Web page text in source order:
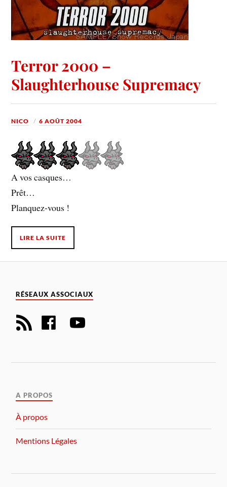
Terror 2000 –
Slaughterhouse Supremacy
NICO 6 AOÛT 2004
A vos casques…
Prêt…
Planquez-vous !
LIRE LA SUITE
RÉSEAUX ASSOCIAUX
A PROPOS
À propos
Mentions Légales